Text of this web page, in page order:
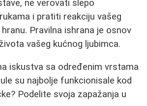
ne verovati slepo
i pratiti reakciju vašeg
hranu. Pravilna ishrana je osnov
vašeg kućnog ljubimca.
iskustva sa određenim vrstama
su najbolje funkcionisale kod
Podelite svoja zapažanja u